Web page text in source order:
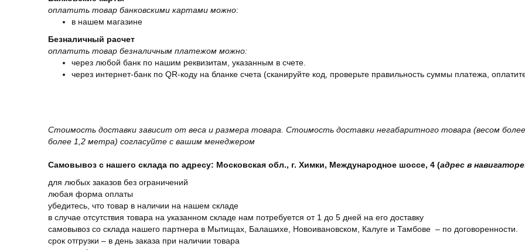
оплатить товар банковскими картами можно:
в нашем магазине
Безналичный расчет
оплатить товар безналичным платежом можно:
через любой банк по нашим реквизитам, указанным в счете.
через интернет-банк по QR-коду на бланке счета (сканируйте код, проверьте правильность суммы платежа,
Стоимость доставки зависит от веса и размера товара. Стоимость доставки негабаритного товара (весом
более 1,2 метра) согласуйте с вашим менеджером
Самовывоз с нашего склада по адресу: Московская обл., г. Химки, Международное шоссе, 4 (адрес в
для любых заказов без ограничений
любая форма оплаты
убедитесь, что товар в наличии на нашем складе
в случае отсутствия товара на указанном складе нам потребуется от 1 до 5 дней на его доставку
самовывоз со склада нашего партнера в Мытищах, Балашихе, Новоивановском, Калуге и Тамбове – по договоренности.
срок отгрузки – в день заказа при наличии товара